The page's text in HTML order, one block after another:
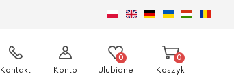
Kontakt Konto
0
Ulubione
0
Koszyk